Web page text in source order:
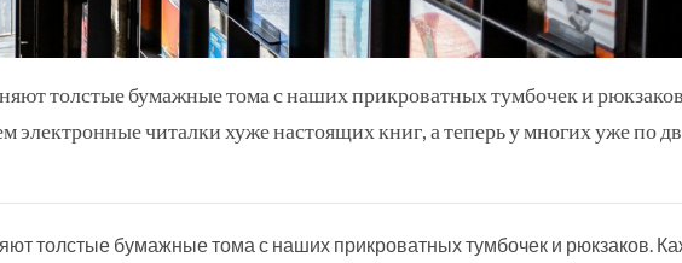
толстые бумажные тома с наших прикроватных тумбочек и
электронные читалки хуже настоящих книг, а теперь у многих уже по
толстые бумажные тома с наших прикроватных тумбочек и рюкзаков.